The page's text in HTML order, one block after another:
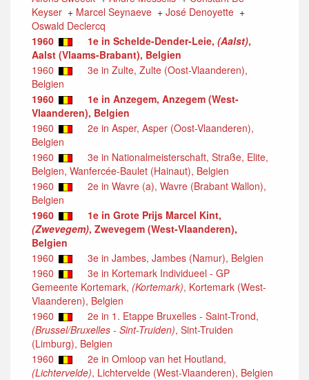
Keyser + Marcel Seynaeve + José Denoyette +
Oswald Declercq
1960
1e in Schelde-Dender-Leie, (Aalst),
Aalst (Vlaams-Brabant), Belgien
1960
3e in Zulte, Zulte (Oost-Vlaanderen),
Belgien
1960
1e in Anzegem, Anzegem (West-
Vlaanderen), Belgien
1960
2e in Asper, Asper (Oost-Vlaanderen),
Belgien
1960
3e in Nationalmeisterschaft, Straße, Elite,
Belgien, Wanfercée-Baulet (Hainaut), Belgien
1960
2e in Wavre (a), Wavre (Brabant Wallon),
Belgien
1960
1e in Grote Prijs Marcel Kint,
(Zwevegem), Zwevegem (West-Vlaanderen),
Belgien
1960
3e in Jambes, Jambes (Namur), Belgien
1960
3e in Kortemark Individueel - GP
Gemeente Kortemark, (Kortemark), Kortemark (West-
Vlaanderen), Belgien
1960
2e in 1. Etappe Bruxelles - Saint-Trond,
(Brussel/Bruxelles - Sint-Truiden), Sint-Truiden
(Limburg), Belgien
1960
2e in Omloop van het Houtland,
(Lichtervelde), Lichtervelde (West-Vlaanderen), Belgien